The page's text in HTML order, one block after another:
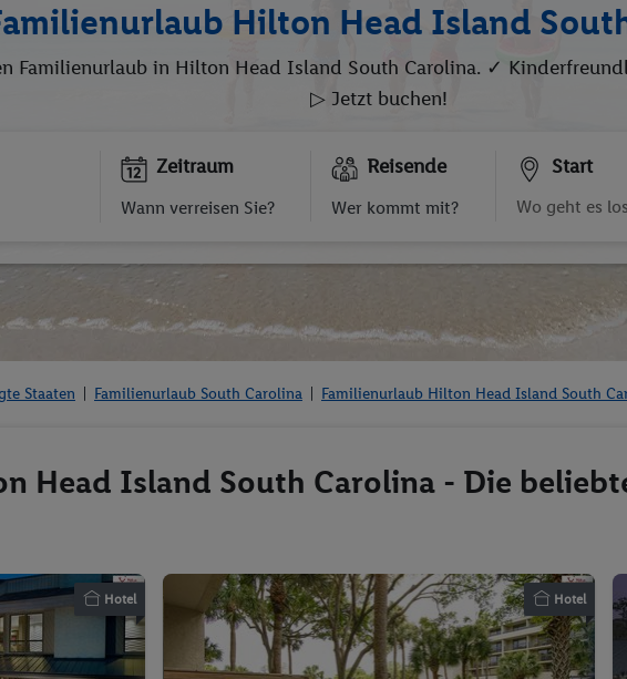
Hilton Head Island
Familienurlaub in Hilton Head Island South Carolina. ✓
▷ Jetzt buchen!
Zeitraum
Wann verreisen Sie?
Reisende
Wer kommt mit?
Start
Staaten Familienurlaub South Carolina Familienurlaub Hilton Head Island South
Head Island South Carolina - Die
Hotel Hotel